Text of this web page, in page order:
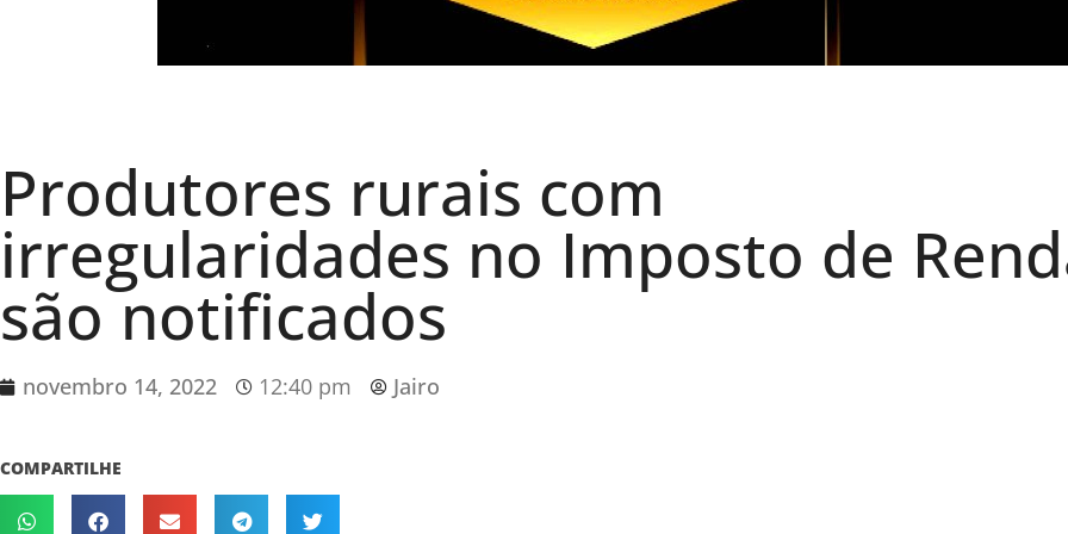
Produtores rurais com
irregularidades no Imposto de
são notificados
novembro 14, 2022 12:40 pm Jairo
COMPARTILHE